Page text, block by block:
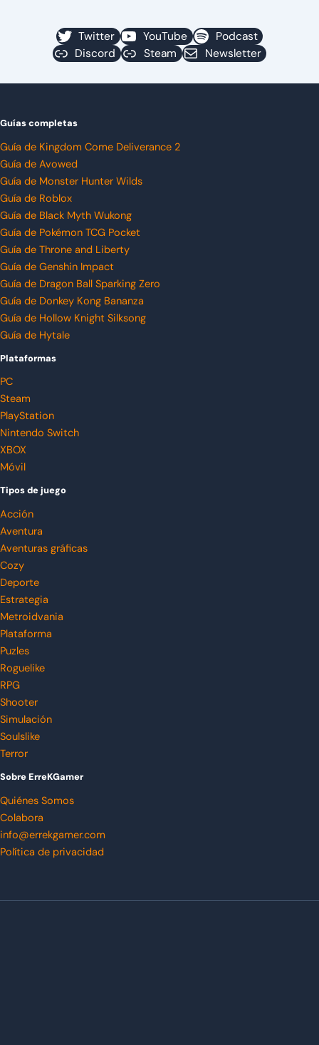
Twitter YouTube
Podcast
Discord
Steam Newsletter
Guías completas
Guía de Kingdom Come Deliverance 2
Guía de Avowed
Guía de Monster Hunter Wilds
Guía de Roblox
Guía de Black Myth Wukong
Guía de Pokémon TCG Pocket
Guía de Throne and Liberty
Guía de Genshin Impact
Guía de Dragon Ball Sparking Zero
Guía de Donkey Kong Bananza
Guía de Hollow Knight Silksong
Guía de Hytale
Plataformas
PC
Steam
PlayStation
Nintendo Switch
XBOX
Móvil
Tipos de juego
Acción
Aventura
Aventuras gráficas
Cozy
Deporte
Estrategia
Metroidvania
Plataforma
Puzles
Roguelike
RPG
Shooter
Simulación
Soulslike
Terror
Sobre ErreKGamer
Quiénes Somos
Colabora
info@errekgamer.com
Política de privacidad